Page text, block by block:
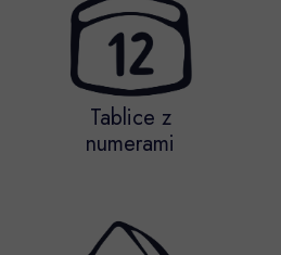
Tablice z
numerami